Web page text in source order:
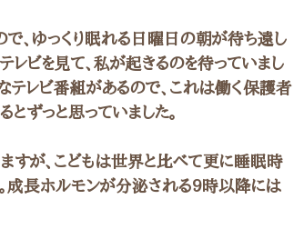
、ゆっくり眠れる日曜日の朝が待ち遠し
ビを見て、私が起きるのを待っていまし
テレビ番組があるので、これは働く保護者
ずっと思っていました。
が、こどもは世界と比べて更に睡眠時
成長ホルモンが分泌される9時以降には